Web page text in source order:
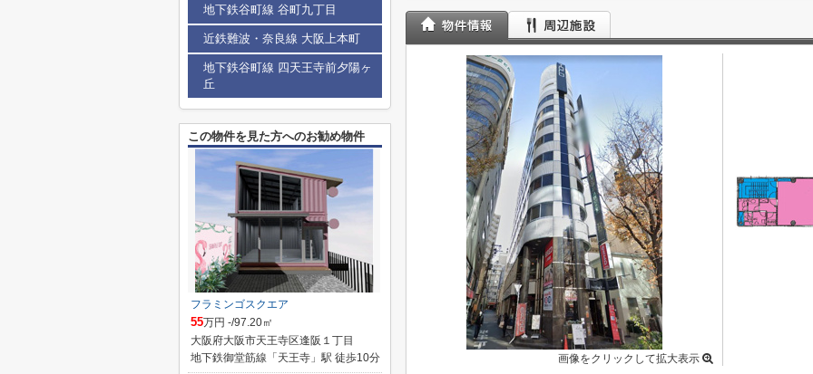
画像をクリックして拡大表示
地下鉄谷町線 谷町九丁目
近鉄難波・奈良線 大阪上本町
地下鉄谷町線 四天王寺前夕陽ヶ
丘
この物件を見た方へのお勧め物件
フラミンゴスクエア
55万円 -/97.20㎡
大阪府大阪市天王寺区逢阪１丁目
地下鉄御堂筋線「天王寺」駅 徒歩10分